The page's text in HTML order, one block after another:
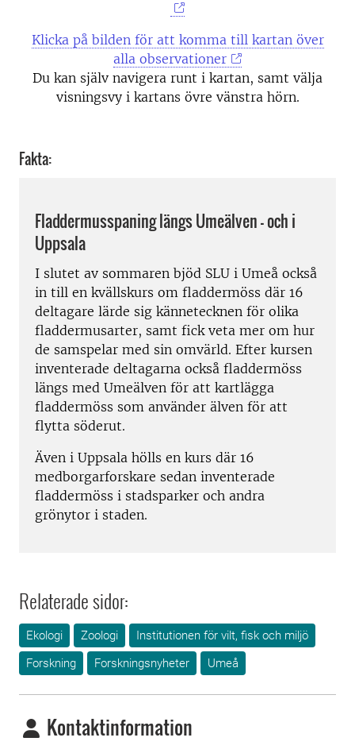
Klicka på bilden för att komma till kartan över
alla observationer
Du kan själv navigera runt i kartan, samt välja
visningsvy i kartans övre vänstra hörn.
Fakta:
Fladdermusspaning längs Umeälven - och i
Uppsala
I slutet av sommaren bjöd SLU i Umeå också
in till en kvällskurs om fladdermöss där 16
deltagare lärde sig kännetecknen för olika
fladdermusarter, samt fick veta mer om hur
de samspelar med sin omvärld. Efter kursen
inventerade deltagarna också fladdermöss
längs med Umeälven för att kartlägga
fladdermöss som använder älven för att
flytta söderut.
Även i Uppsala hölls en kurs där 16
medborgarforskare sedan inventerade
fladdermöss i stadsparker och andra
grönytor i staden.
Relaterade sidor:
Ekologi Zoologi
Institutionen för vilt, fisk och miljö
Forskning
Forskningsnyheter Umeå
Kontaktinformation